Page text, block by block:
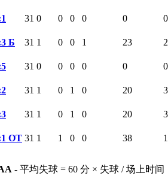
31 0 0 0 0 0 0
Б 31 1 0 0 1 23 2
31 0 0 0 0 0 0
31 1 0 1 0 20 3
31 1 0 1 0 20 3
ОТ 31 1 1 0 0 38 1
- 平均失球 = 60 分 × 失球 / 场上时间